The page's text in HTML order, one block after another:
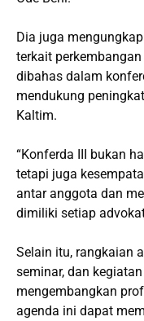
Dia juga
terkait
dibahas dalam
mendukung
Kaltim.
“Konferda III bukan
tetapi juga
antar anggota dan
dimiliki setiap
Selain itu, rangkaian
seminar, dan
mengembangkan
agenda ini dapat